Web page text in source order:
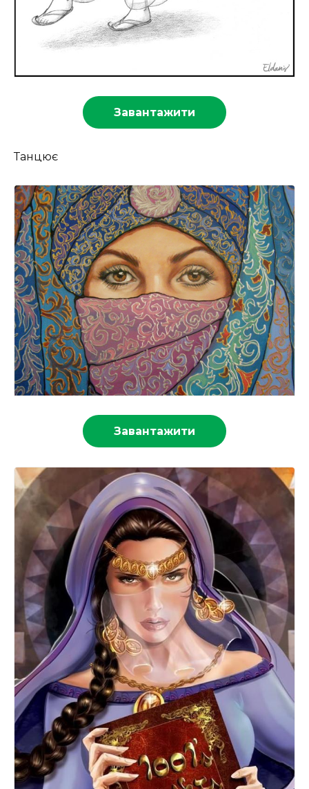
Завантажити
Танцює
Завантажити